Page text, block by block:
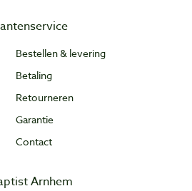
Bestellen & levering
Betaling
Retourneren
Garantie
Contact
Arnhem